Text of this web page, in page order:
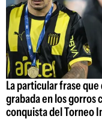
La particular frase
grabada en los gorros
conquista del Torneo